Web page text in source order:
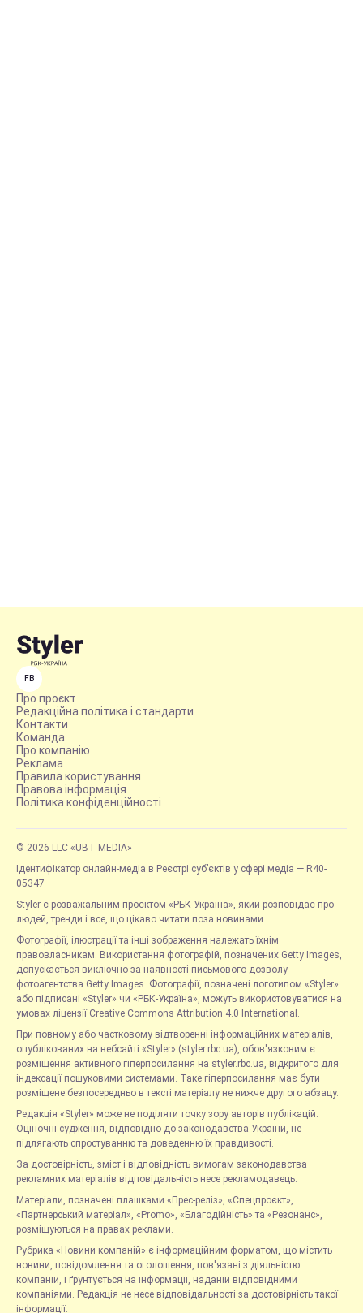
FB
Про проєкт
Редакційна політика і стандарти
Контакти
Команда
Про компанію
Реклама
Правила користування
Правова інформація
Політика конфіденційності
© 2026 LLC «UBT MEDIA»
Ідентифікатор онлайн-медіа в Реєстрі суб’єктів у сфері медіа — R40-
05347
Styler є розважальним проєктом «РБК-Україна», який розповідає про
людей, тренди і все, що цікаво читати поза новинами.
Фотографії, ілюстрації та інші зображення належать їхнім
правовласникам. Використання фотографій, позначених Getty Images,
допускається виключно за наявності письмового дозволу
фотоагентства Getty Images. Фотографії, позначені логотипом «Styler»
або підписані «Styler» чи «РБК-Україна», можуть використовуватися на
умовах ліцензії Creative Commons Attribution 4.0 International.
При повному або частковому відтворенні інформаційних матеріалів,
опублікованих на вебсайті «Styler» (styler.rbc.ua), обов'язковим є
розміщення активного гіперпосилання на styler.rbc.ua, відкритого для
індексації пошуковими системами. Таке гіперпосилання має бути
розміщене безпосередньо в тексті матеріалу не нижче другого абзацу.
Редакція «Styler» може не поділяти точку зору авторів публікацій.
Оціночні судження, відповідно до законодавства України, не
підлягають спростуванню та доведенню їх правдивості.
За достовірність, зміст і відповідність вимогам законодавства
рекламних матеріалів відповідальність несе рекламодавець.
Матеріали, позначені плашками «Прес-реліз», «Спецпроєкт»,
«Партнерський матеріал», «Promo», «Благодійність» та «Резонанс»,
розміщуються на правах реклами.
Рубрика «Новини компаній» є інформаційним форматом, що містить
новини, повідомлення та оголошення, пов'язані з діяльністю
компаній, і ґрунтується на інформації, наданій відповідними
компаніями. Редакція не несе відповідальності за достовірність такої
інформації.